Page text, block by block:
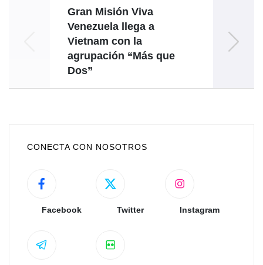
Gran Misión Viva
Venezuela llega a
Vietnam con la
agrupación “Más que
Dos”
CONECTA CON NOSOTROS
Facebook Twitter Instagram